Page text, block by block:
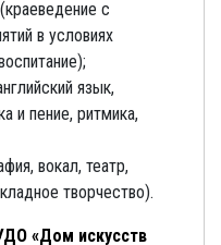
с
в условиях
язык,
и пение, ритмика,
вокал, театр,
творчество).
«Дом искусств